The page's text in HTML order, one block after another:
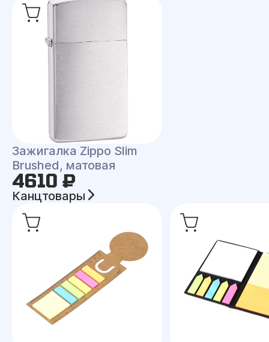
Зажигалка Zippo Slim
Brushed, матовая
4610 ₽
Канцтовары